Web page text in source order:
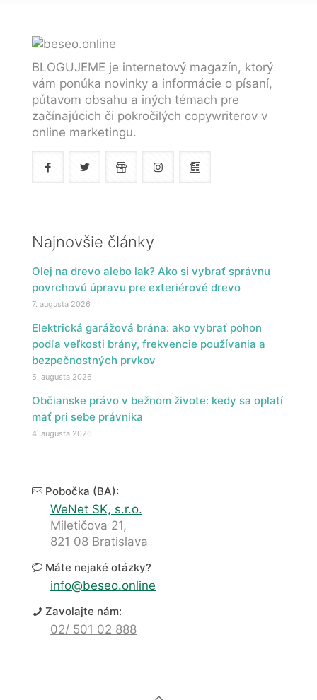
BLOGUJEME je internetový magazín, ktorý
vám ponúka novinky a informácie o písaní,
pútavom obsahu a iných témach pre
začínajúcich či pokročilých copywriterov v
online marketingu.
Najnovšie články
Olej na drevo alebo lak? Ako si vybrať správnu
povrchovú úpravu pre exteriérové drevo
7. augusta 2026
Elektrická garážová brána: ako vybrať pohon
podľa veľkosti brány, frekvencie používania a
bezpečnostných prvkov
5. augusta 2026
Občianske právo v bežnom živote: kedy sa oplatí
mať pri sebe právnika
4. augusta 2026
Pobočka (BA):
WeNet SK, s.r.o.
Miletičova 21,
821 08 Bratislava
Máte nejaké otázky?
info@beseo.online
Zavolajte nám:
02/ 501 02 888